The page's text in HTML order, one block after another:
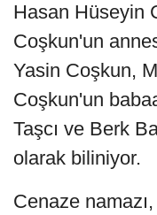
Hasan Hüseyin
Coşkun'un
Yasin Coşkun,
Coşkun'un
Taşcı ve Berk
olarak biliniyor.
Cenaze